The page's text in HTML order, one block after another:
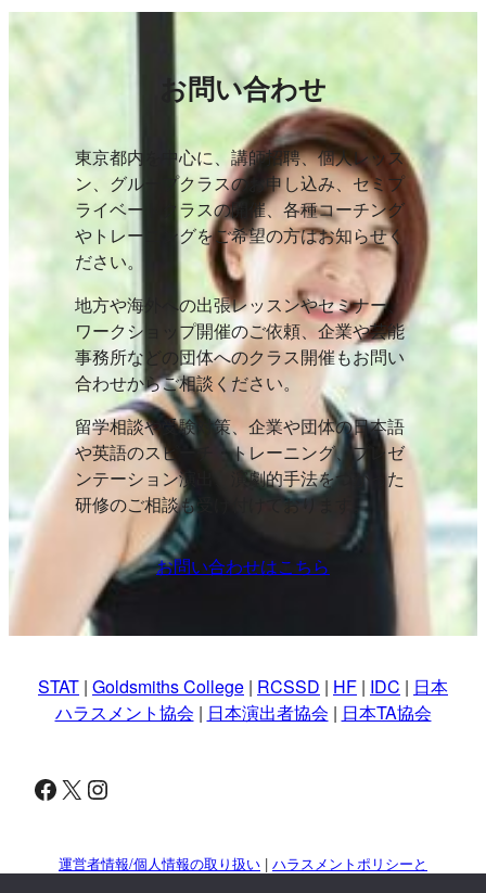
お問い合わせ
東京都内を中心に、講師招聘、個人レッス
ン、グループクラスのお申し込み、セミプ
ライベートクラスの開催、各種コーチング
やトレーニングをご希望の方はお知らせく
ださい。
地方や海外への出張レッスンやセミナー、
ワークショップ開催のご依頼、企業や芸能
事務所などの団体へのクラス開催もお問い
合わせからご相談ください。
留学相談や受験対策、企業や団体の日本語
や英語のスピーチ・トレーニング、プレゼ
ンテーション演出、演劇的手法をつかった
研修のご相談も受け付けております。
お問い合わせはこちら
STAT | Goldsmiths College | RCSSD | HF | IDC | 日本
ハラスメント協会 | 日本演出者協会 | 日本TA協会
Facebook X Instagram
運営者情報/個人情報の取り扱い | ハラスメントポリシーと